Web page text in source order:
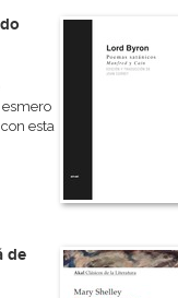
esmero
esta
de